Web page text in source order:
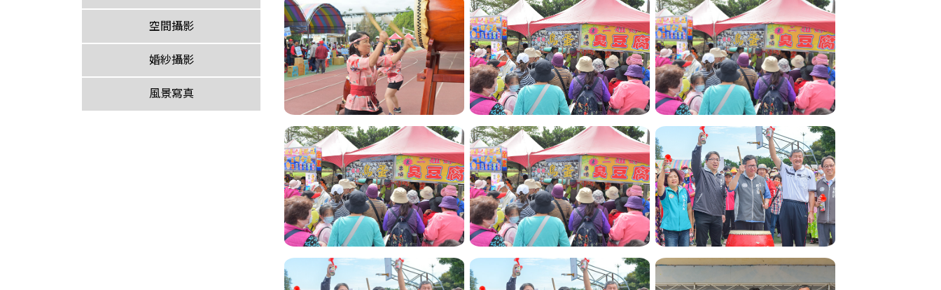
空間攝影
婚紗攝影
風景寫真